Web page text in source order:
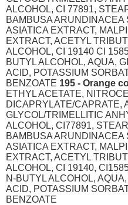
ALCOHOL, CI 77891,
BAMBUSA
ASIATICA EXTRACT,
EXTRACT, ACETYL
ALCOHOL, CI 19140 CI
BUTYL ALCOHOL, AQUA,
ACID, POTASSIUM
BENZOATE 195 - Orange
ETHYL ACETATE,
DICAPRYLATE/CAPRATE,
GLYCOL/TRIMELLITIC
ALCOHOL, CI77891,
BAMBUSA
ASIATICA EXTRACT,
EXTRACT, ACETYL
ALCOHOL, CI 19140,
N-BUTYL ALCOHOL,
ACID, POTASSIUM
BENZOATE